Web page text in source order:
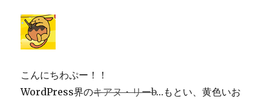
こんにちわぷー！！
WordPress界のキアヌ・リーb…もとい、黄色いお